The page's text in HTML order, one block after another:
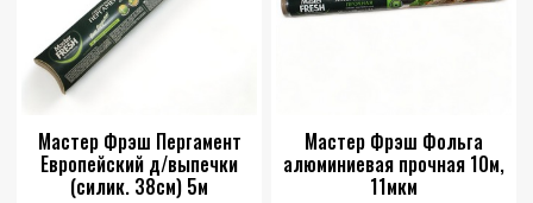
Мастер Фрэш Пергамент
Европейский д/выпечки
(силик. 38см) 5м
Мастер Фрэш Фольга
алюминиевая прочная 10м,
11мкм